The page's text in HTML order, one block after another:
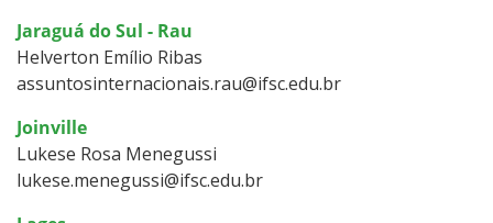
Jaraguá do Sul - Rau
Helverton Emílio Ribas
assuntosinternacionais.rau@ifsc.edu.br
Joinville
Lukese Rosa Menegussi
lukese.menegussi@ifsc.edu.br